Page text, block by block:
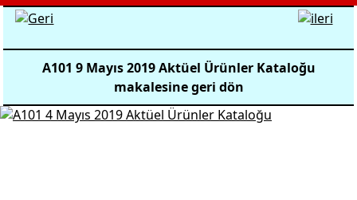
A101 9 Mayıs 2019 Aktüel Ürünler Kataloğu
makalesine geri dön